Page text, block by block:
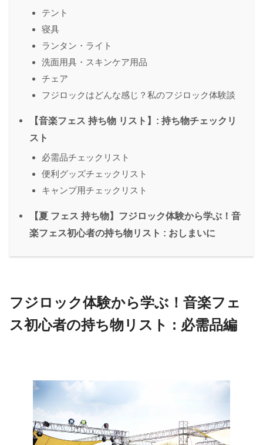
テント
寝具
ランタン・ライト
洗面用具・スキンケア用品
チェア
フジロックはどんな感じ？私のフジロック体験談
【音楽フェス 持ち物 リスト】: 持ち物チェックリ
スト
必需品チェックリスト
便利グッズチェックリスト
キャンプ用チェックリスト
【夏 フェス 持ち物】フジロック体験から学ぶ！音
楽フェス初心者の持ち物リスト : おしまいに
フジロック体験から学ぶ！音楽フェ
ス初心者の持ち物リスト : 必需品編